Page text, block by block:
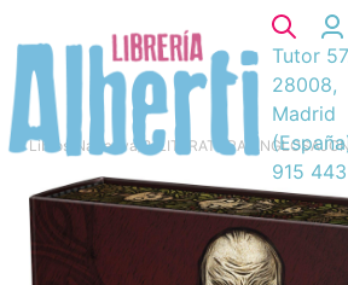
Tutor
28008,
Madrid
915
Libros Narrativa/ 8. LITERATURA